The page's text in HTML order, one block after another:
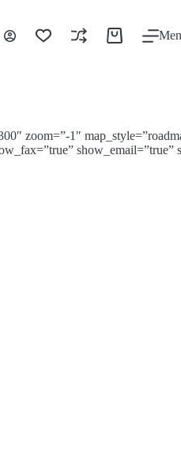
Koszyk
zoom=”-1″
show_email=”true”